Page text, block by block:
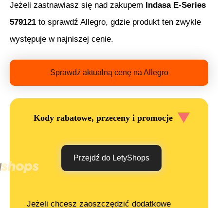
Jeżeli zastnawiasz się nad zakupem
Indasa E-Series
579121 to sprawdź Allegro, gdzie produkt ten zwykle
występuje w najniszej cenie.
Sprawdź aktualną cenę na Allegro
Kody rabatowe, przeceny i promocje
Przejdź do LetyShops
Jeżeli chcesz zaoszczędzić dodatkowe